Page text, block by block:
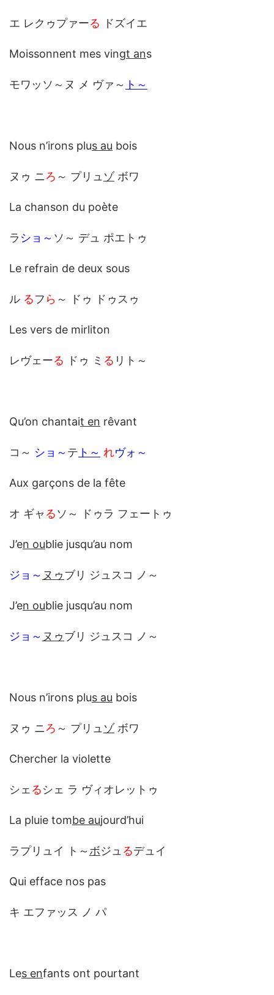
エ レクゥプァーる ドズイエ
Moissonnent mes vingt ans
モワッソ～ヌ メ ヴァ～ ト～
Nous n’irons plus au bois
ヌゥ ニろ ～ プリュ ゾボワ
La chanson du poète
ラ ショ～ ソ～ デュ ポエトゥ
Le refrain de deux sous
ル るフ ら ～ ドゥ ドゥスゥ
Les vers de mirliton
レヴェーる ドゥ ミ る リト～
Qu’on chantait en rêvant
コ～ ショ～ テ ト～ れヴォ～
Aux garçons de la fête
オ ギャ るソ～ ドゥラ フェートゥ
J’en oublie jusqu’au nom
ジョ～ ヌゥブリ ジュスコ ノ～
J’en oublie jusqu’au nom
ジョ～ ヌゥブリ ジュスコ ノ～
Nous n’irons plus au bois
ヌゥ ニろ ～ プリュ ゾボワ
Chercher la violette
シェ るシェ ラ ヴィオレットゥ
La pluie tombe aujourd’hui
ラプリュイ ト～ ボジュ るデュイ
Qui efface nos pas
キ エファッス ノ パ
Les enfants ont pourtant